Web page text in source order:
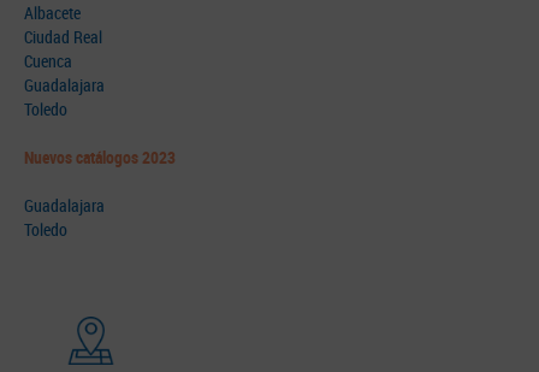
Albacete
Ciudad Real
Cuenca
Guadalajara
Toledo
Nuevos catálogos 2023
Guadalajara
Toledo